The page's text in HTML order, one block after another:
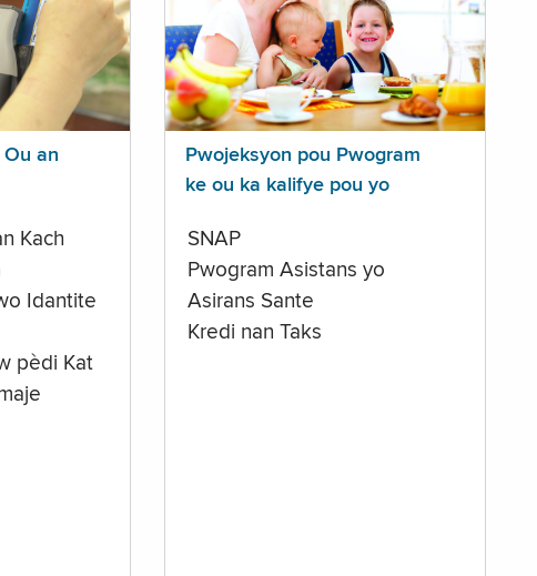
Ou an
Kach
Idantite
pèdi Kat
Pwojeksyon pou Pwogram
ke ou ka kalifye pou yo
SNAP
Pwogram Asistans yo
Asirans Sante
Kredi nan Taks